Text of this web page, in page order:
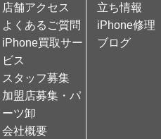
店舗アクセス
よくあるご質問
iPhone買取サー
ビス
スタッフ募集
加盟店募集・パ
ーツ卸
会社概要
立ち情報
iPhone修理
ブログ